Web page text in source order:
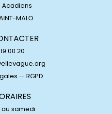
Acadiens
MALO
00 20
— RGPD
au samedi